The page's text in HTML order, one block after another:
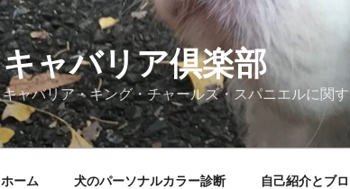
キャバリア倶楽部
キャバリア・キング・チャールズ・スパニエルに関
ホーム 犬のパーソナルカラー診断 自己紹介とブ